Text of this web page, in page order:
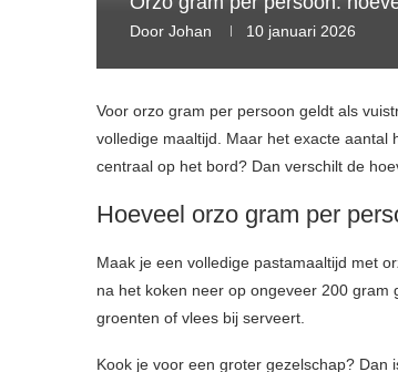
Door Johan 10 januari 2026
Voor orzo gram per persoon geldt als
volledige maaltijd. Maar het exacte
centraal op het bord? Dan verschilt de
Hoeveel orzo gram per
Maak je een volledige pastamaaltijd met
na het koken neer op ongeveer 200 gram
groenten of vlees bij serveert.
Kook je voor een groter gezelschap?